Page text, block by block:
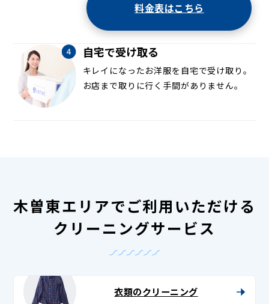
料金表はこちら
自宅で受け取る
キレイになったお洋服を自宅で受け取り。
お店まで取りに行く手間がありません。
木曽東エリアでご利用いただける
クリーニングサービス
衣類のクリーニング